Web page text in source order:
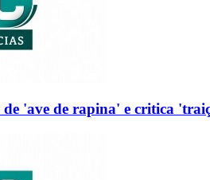
'ave de rapina' e critica